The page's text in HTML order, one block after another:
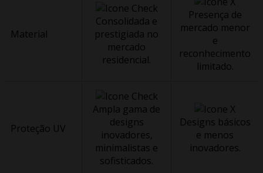
Material
Consolidada e
prestigiada no
mercado
residencial.
Presença de
mercado menor
e
reconhecimento
limitado.
Proteção UV
Ampla gama de
designs
inovadores,
minimalistas e
sofisticados.
Designs básicos
e menos
inovadores.